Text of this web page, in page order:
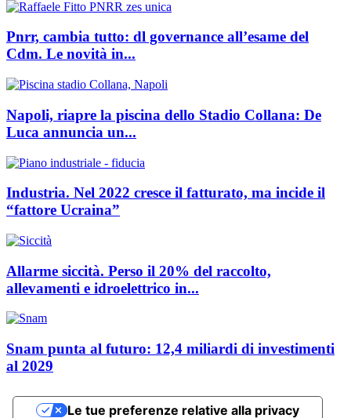
Pnrr, cambia tutto: dl governance all’esame del
Cdm. Le novità in...
Napoli, riapre la piscina dello Stadio Collana: De
Luca annuncia un...
Industria. Nel 2022 cresce il fatturato, ma incide il
“fattore Ucraina”
Allarme siccità. Perso il 20% del raccolto,
allevamenti e idroelettrico in...
Snam punta al futuro: 12,4 miliardi di investimenti
al 2029
Le tue preferenze relative alla privacy